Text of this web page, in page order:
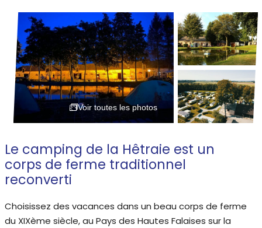
Voir toutes les photos
Le camping de la Hêtraie est un
corps de ferme traditionnel
reconverti
Choisissez des vacances dans un beau corps de ferme
du XIXème siècle, au Pays des Hautes Falaises sur la